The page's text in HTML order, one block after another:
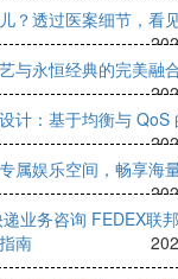
？透过医案细节，看
与永恒经典的完美融
计：基于均衡与 QoS
属娱乐空间，畅享海
业务咨询 FEDEX联
南